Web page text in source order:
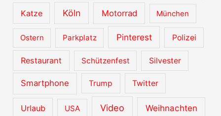
Katze Köln Motorrad München
Ostern Parkplatz Pinterest Polizei
Restaurant Schützenfest Silvester
Smartphone Trump Twitter
Urlaub USA Video Weihnachten